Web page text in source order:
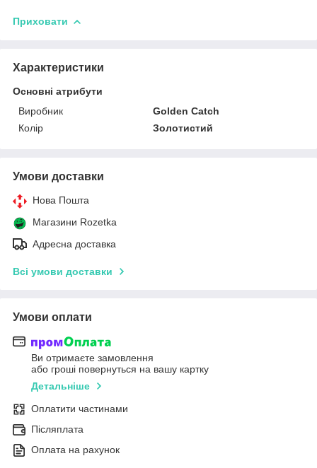
Приховати
Характеристики
Основні атрибути
Виробник
Golden Catch
Колір
Золотистий
Умови доставки
Нова Пошта
Магазини Rozetka
Адресна доставка
Всі умови доставки
Умови оплати
Ви отримаєте замовлення
або гроші повернуться на вашу картку
Детальніше
Оплатити частинами
Післяплата
Оплата на рахунок